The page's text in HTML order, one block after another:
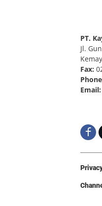
PT.
Jl.
Fax:
Email: